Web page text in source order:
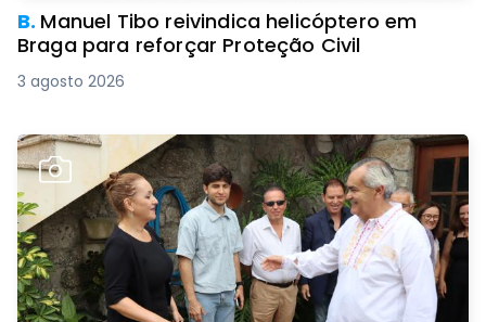
B. Manuel Tibo reivindica helicóptero em
Braga para reforçar Proteção Civil
3 agosto 2026